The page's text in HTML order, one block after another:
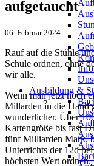
Ausbildung &
aufgetaucht
06. Februar 2024
Rauf auf die Stühle
Schule ordnen, ohne
wir alle.
Wenn man jetzt noch
Millarden in die Hand
wunderlicher. Über
Kartengröße bis fast
fünf Milliarden Mark,
Unterrichts der 12d
höchsten Wert ordnen.